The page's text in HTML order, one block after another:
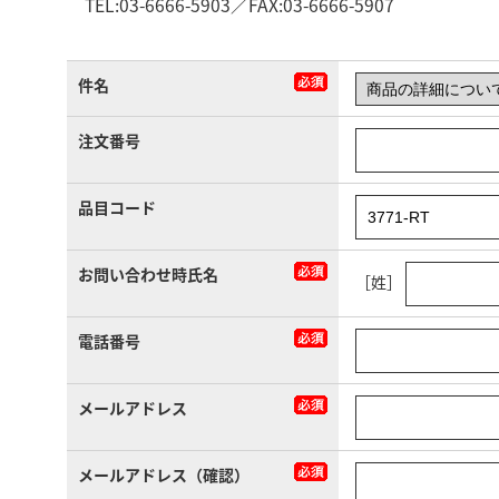
件名
注文番号
品目コード
お問い合わせ時氏名 ［姓］
電話番号
メールアドレス
メールアドレス（確認）